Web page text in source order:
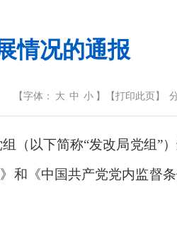
情况的通报
【字体： 大 中 小 】 【打印此页】
（以下简称“发改局党组”
和《中国共产党党内监督